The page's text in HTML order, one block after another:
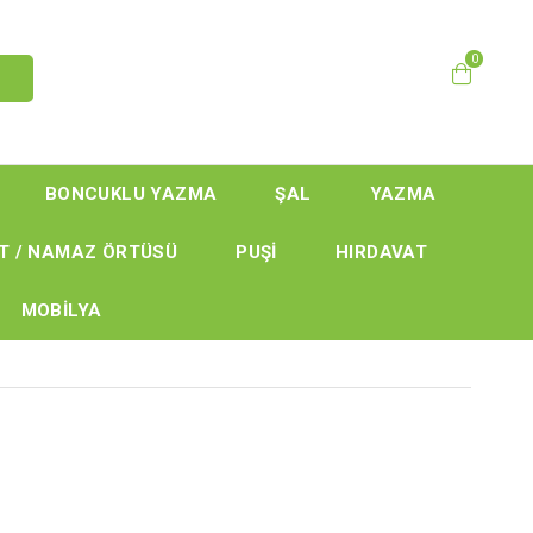
0
BONCUKLU YAZMA ŞAL YAZMA
/ NAMAZ ÖRTÜSÜ PUŞİ HIRDAVAT
MOBİLYA